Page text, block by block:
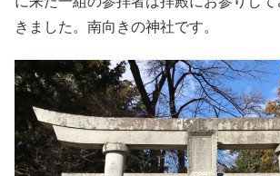
きました。南向きの神社です。